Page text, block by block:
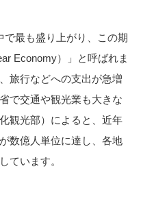
最も盛り上がり、この期
Economy）」と呼ばれま
旅行などへの支出が急増
で交通や観光業も大きな
観光部）によると、近年
数億人単位に達し、各地
ています。